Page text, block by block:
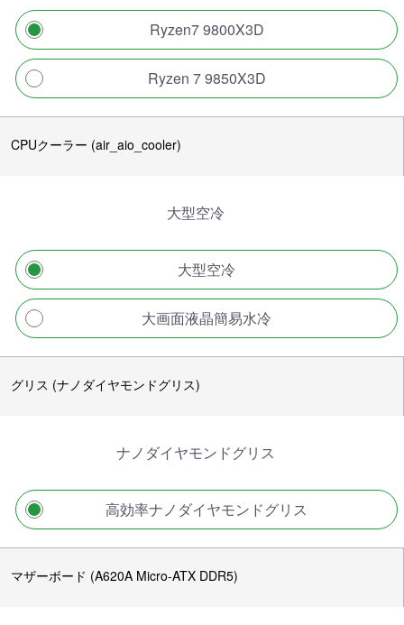
Ryzen7 9800X3D
Ryzen 7 9850X3D
CPUクーラー (air_aio_cooler)
大型空冷
大型空冷
大画面液晶簡易水冷
グリス (ナノダイヤモンドグリス)
ナノダイヤモンドグリス
高効率ナノダイヤモンドグリス
マザーボード (A620A Micro-ATX DDR5)